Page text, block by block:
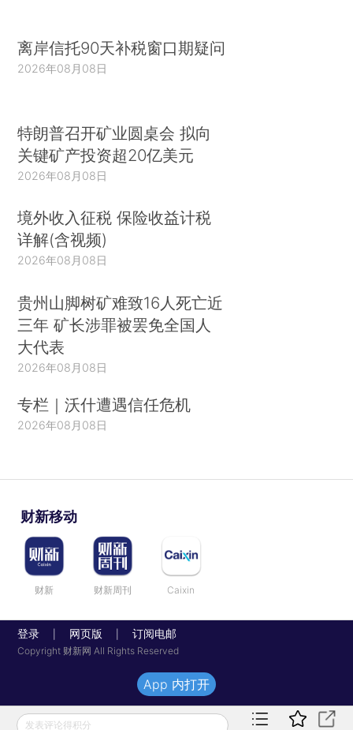
离岸信托90天补税窗口期疑问
2026年08月08日
特朗普召开矿业圆桌会 拟向
关键矿产投资超20亿美元
2026年08月08日
境外收入征税 保险收益计税
详解(含视频)
2026年08月08日
贵州山脚树矿难致16人死亡近
三年 矿长涉罪被罢免全国人
大代表
2026年08月08日
专栏｜沃什遭遇信任危机
2026年08月08日
财新移动
财新 财新周刊 Caixin
登录 网页版 订阅电邮
Copyright 财新网 All Rights Reserved
发表评论得积分
App 内打开